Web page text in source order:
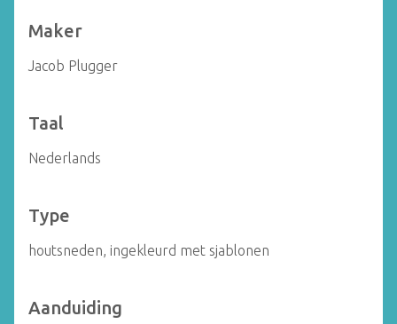
Maker
Jacob Plugger
Taal
Nederlands
Type
houtsneden, ingekleurd met sjablonen
Aanduiding